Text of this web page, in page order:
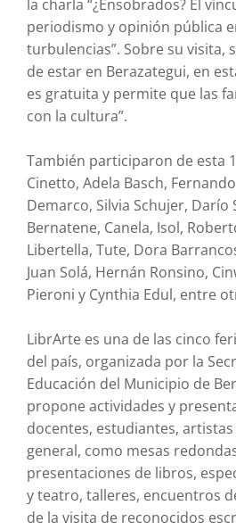
la charla “¿Ensobrados? El
periodismo y opinión pública
turbulencias”. Sobre su visita,
de estar en Berazategui, en
es gratuita y permite que las
con la cultura”.
También participaron de esta
Cinetto, Adela Basch,
Demarco, Silvia Schujer, Darío
Bernatene, Canela, Isol,
Libertella, Tute, Dora
Juan Solá, Hernán Ronsino,
Pieroni y Cynthia Edul, entre
LibrArte es una de las cinco
del país, organizada por la
Educación del Municipio de
propone actividades y
docentes, estudiantes,
general, como mesas
presentaciones de libros,
y teatro, talleres, encuentros
de la visita de reconocidos